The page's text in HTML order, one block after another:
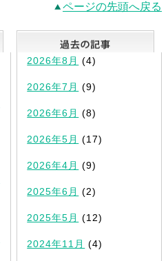
ページの先頭へ戻る
最新記事一覧
2026年8月 (4)
2026年7月 (9)
2026年6月 (8)
2026年5月 (17)
2026年4月 (9)
2025年6月 (2)
2025年5月 (12)
2024年11月 (4)